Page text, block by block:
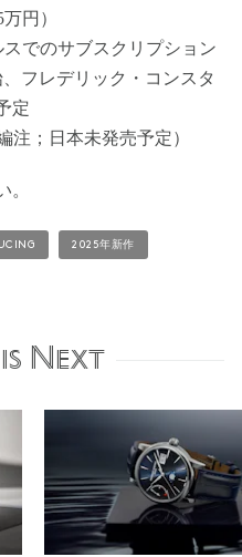
円）
でのサブスクリプション
フレデリック・コンスタ
定
注；日本未発売予定）
。
2025年新作
Next